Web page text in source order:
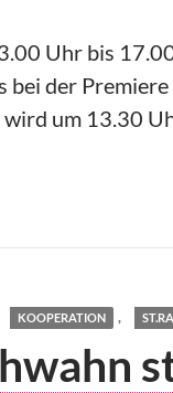
Uhr bis
bei der
um 13.30
des Denkmals
KOOPERATION ,